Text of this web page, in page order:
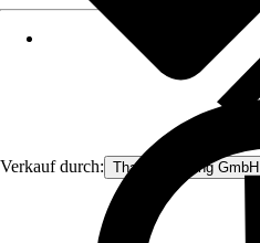
Verkauf durch: Thats Shopping GmbH